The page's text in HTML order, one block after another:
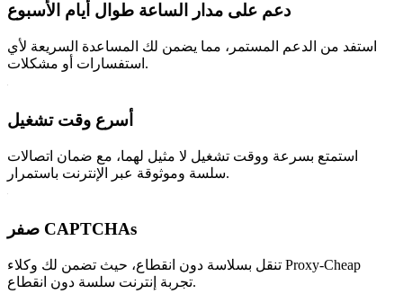
دعم على مدار الساعة طوال أيام الأسبوع
استفد من الدعم المستمر، مما يضمن لك المساعدة السريعة لأي
استفسارات أو مشكلات.
أسرع وقت تشغيل
استمتع بسرعة ووقت تشغيل لا مثيل لهما، مع ضمان اتصالات
سلسة وموثوقة عبر الإنترنت باستمرار.
صفر CAPTCHAs
تنقل بسلاسة دون انقطاع، حيث تضمن لك وكلاء Proxy-Cheap
تجربة إنترنت سلسة دون انقطاع.